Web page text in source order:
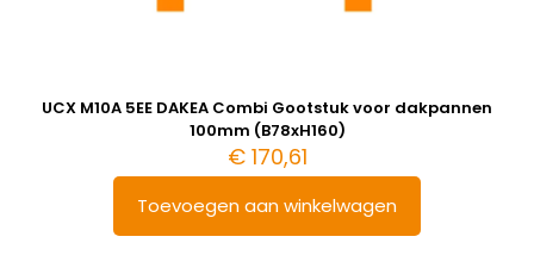
UCX M10A 5EE DAKEA Combi Gootstuk voor dakpannen
100mm (B78xH160)
€170,61
Toevoegen aan winkelwagen